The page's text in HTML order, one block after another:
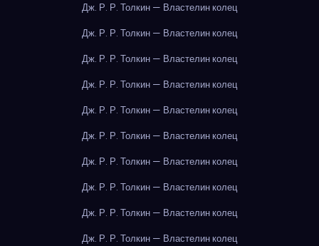
Дж. Р. Р. Толкин — Властелин колец
Дж. Р. Р. Толкин — Властелин колец
Дж. Р. Р. Толкин — Властелин колец
Дж. Р. Р. Толкин — Властелин колец
Дж. Р. Р. Толкин — Властелин колец
Дж. Р. Р. Толкин — Властелин колец
Дж. Р. Р. Толкин — Властелин колец
Дж. Р. Р. Толкин — Властелин колец
Дж. Р. Р. Толкин — Властелин колец
Дж. Р. Р. Толкин — Властелин колец